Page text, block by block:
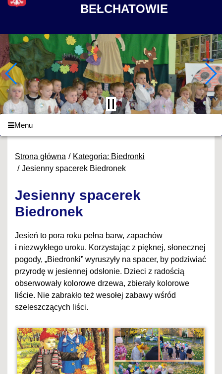
BEŁCHATOWIE
Menu
Strona główna
Kategoria: Biedronki
Jesienny spacerek Biedronek
Jesienny spacerek
Biedronek
Jesień to pora roku pełna barw, zapachów
i niezwykłego uroku. Korzystając z pięknej, słonecznej
pogody, „Biedronki” wyruszyły na spacer, by podziwiać
przyrodę w jesiennej odsłonie. Dzieci z radością
obserwowały kolorowe drzewa, zbierały kolorowe
liście. Nie zabrakło też wesołej zabawy wśród
szeleszczących liści.